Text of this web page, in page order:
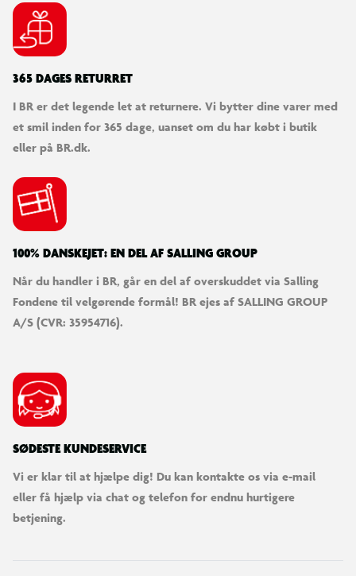
365 DAGES RETURRET
I BR er det legende let at returnere. Vi bytter dine varer med
et smil inden for 365 dage, uanset om du har købt i butik
eller på BR.dk.
100% DANSKEJET: EN DEL AF SALLING GROUP
Når du handler i BR, går en del af overskuddet via Salling
Fondene til velgørende formål! BR ejes af SALLING GROUP
A/S (CVR: 35954716).
SØDESTE KUNDESERVICE
Vi er klar til at hjælpe dig! Du kan kontakte os via e-mail
eller få hjælp via chat og telefon for endnu hurtigere
betjening.